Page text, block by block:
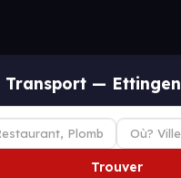
Transport — Ettingen
Trouver